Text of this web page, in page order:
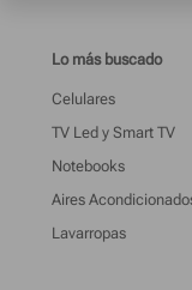
Lo más buscado
Celulares
TV Led y Smart TV
Notebooks
Aires
Lavarropas